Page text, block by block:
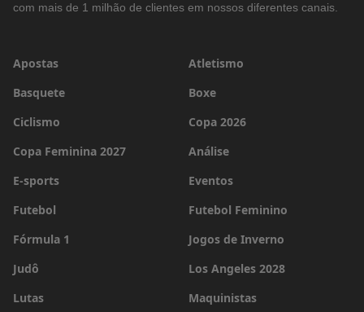
com mais de 1 milhão de clientes em nossos diferentes canais.
Apostas
Atletismo
Basquete
Boxe
Ciclismo
Copa 2026
Copa Feminina 2027
Análise
E-sports
Eventos
Futebol
Futebol Feminino
Fórmula 1
Jogos de Inverno
Judô
Los Angeles 2028
Lutas
Maquinistas